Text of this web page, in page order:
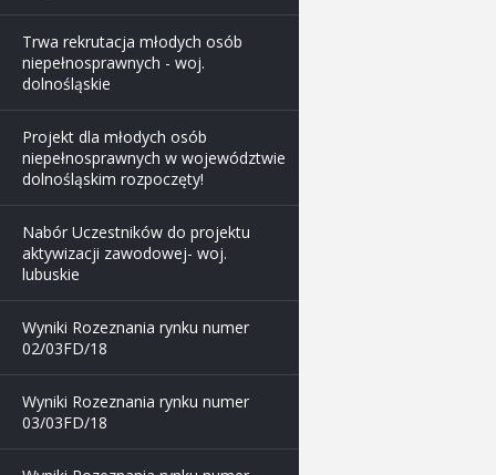
Trwa rekrutacja młodych osób
niepełnosprawnych - woj.
dolnośląskie
Projekt dla młodych osób
niepełnosprawnych w województwie
dolnośląskim rozpoczęty!
Nabór Uczestników do projektu
aktywizacji zawodowej- woj.
lubuskie
Wyniki Rozeznania rynku numer
02/03FD/18
Wyniki Rozeznania rynku numer
03/03FD/18